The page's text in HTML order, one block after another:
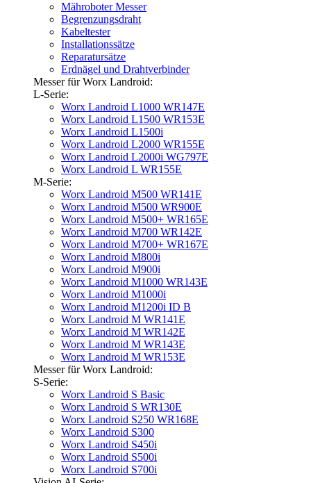
Mähroboter Messer
Begrenzungsdraht
Kabeltester
Installationssätze
Reparatursätze
Erdnägel und Drahtverbinder
Messer für Worx Landroid:
L-Serie:
Worx Landroid L1000 WR147E
Worx Landroid L1500 WR153E
Worx Landroid L1500i
Worx Landroid L2000 WR155E
Worx Landroid L2000i WG797E
Worx Landroid L WR155E
M-Serie:
Worx Landroid M500 WR141E
Worx Landroid M500 WR900E
Worx Landroid M500+ WR165E
Worx Landroid M700 WR142E
Worx Landroid M700+ WR167E
Worx Landroid M800i
Worx Landroid M900i
Worx Landroid M1000 WR143E
Worx Landroid M1000i
Worx Landroid M1200i ID B
Worx Landroid M WR141E
Worx Landroid M WR142E
Worx Landroid M WR143E
Worx Landroid M WR153E
Messer für Worx Landroid:
S-Serie:
Worx Landroid S Basic
Worx Landroid S WR130E
Worx Landroid S250 WR168E
Worx Landroid S300
Worx Landroid S450i
Worx Landroid S500i
Worx Landroid S700i